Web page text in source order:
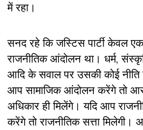
में रहा।
सनद रहे कि जस्टिस पार्टी केवल
राजनीतिक आंदोलन था। धर्म,
आदि के सवाल पर उसकी कोई
आप सामाजिक आंदोलन करेंगे तो
अधिकार ही मिलेंगे। यदि आप
करेंगे तो राजनीतिक सत्ता